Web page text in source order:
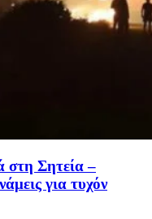
στη Σητεία –
για τυχόν